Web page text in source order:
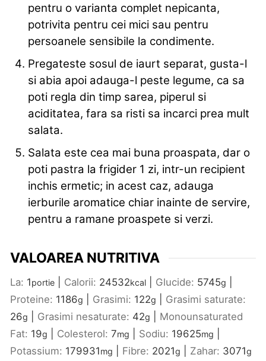
pentru o varianta complet nepicanta,
potrivita pentru cei mici sau pentru
persoanele sensibile la condimente.
Pregateste sosul de iaurt separat, gusta-l
si abia apoi adauga-l peste legume, ca sa
poti regla din timp sarea, piperul si
aciditatea, fara sa risti sa incarci prea mult
salata.
Salata este cea mai buna proaspata, dar o
poti pastra la frigider 1 zi, intr-un recipient
inchis ermetic; in acest caz, adauga
ierburile aromatice chiar inainte de servire,
pentru a ramane proaspete si verzi.
VALOAREA NUTRITIVA
La: 1portie Calorii: 24532kcal Glucide: 5745g
Proteine: 1186g Grasimi: 122g
Grasimi saturate:
26g Grasimi nesaturate: 42g
Monounsaturated
Fat: 19g Colesterol: 7mg Sodiu: 19625mg
Potassium: 179931mg Fibre: 2021g Zahar: 3071g